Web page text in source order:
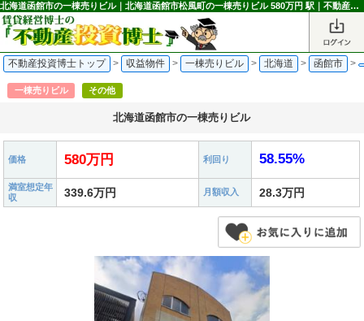
北海道函館市の一棟売りビル｜北海道函館市松風町の一棟売りビル 580万円 駅｜不動産投資博士
不動産投資博士トップ > 収益物件 > 一棟売りビル > 北海道 > 函館市 >
一棟売りビル その他
北海道函館市の一棟売りビル
価格 580万円 利回り 58.55%
満室想定年
収
339.6万円 月額収入 28.3万円